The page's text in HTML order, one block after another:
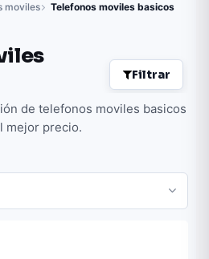
moviles Telefonos moviles basicos
Filtrar
de telefonos moviles basicos
mejor precio.